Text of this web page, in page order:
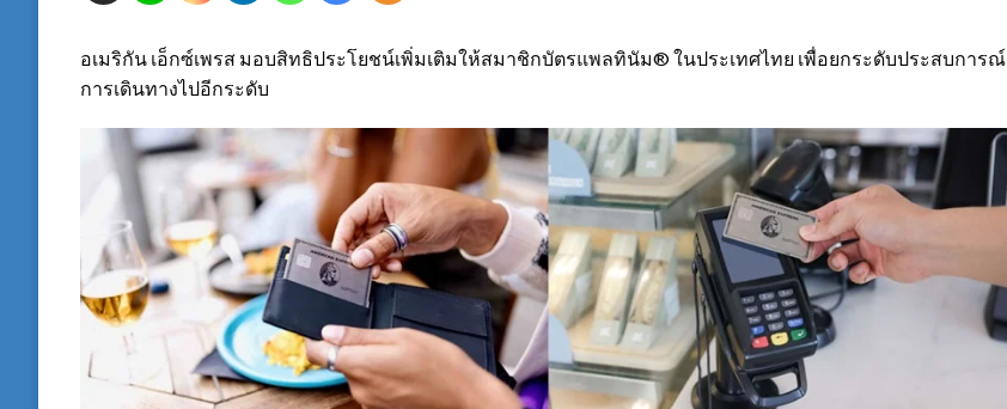
อเมริกัน เอ็กซ์เพรส มอบสิทธิประโยชน์เพิ่มเติมให้สมาชิกบัตรแพลทินัม® ในประเทศไทย เพื่อยกระดับประสบการณ์
การเดินทางไปอีกระดับ